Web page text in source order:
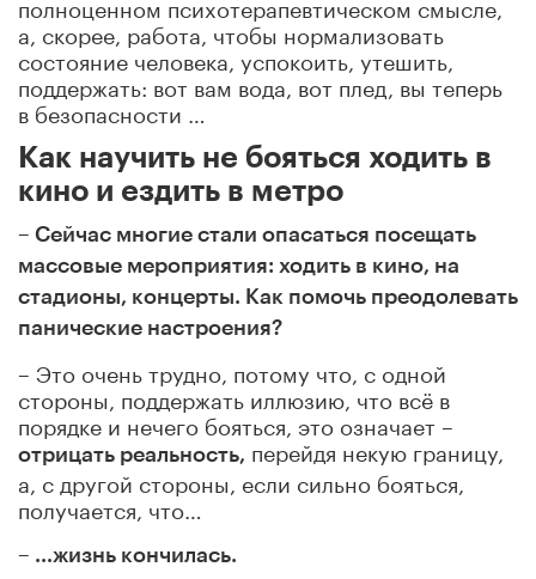
а, скорее, работа, чтобы нормализовать
состояние человека, успокоить, утешить,
поддержать: вот вам вода, вот плед, вы теперь
в безопасности …
Как научить не бояться ходить в
кино и ездить в метро
– Сейчас многие стали опасаться посещать
массовые мероприятия: ходить в кино, на
стадионы, концерты. Как помочь преодолевать
панические настроения?
– Это очень трудно, потому что, с одной
стороны, поддержать иллюзию, что всё в
порядке и нечего бояться, это означает –
отрицать реальность, перейдя некую границу,
а, с другой стороны, если сильно бояться,
получается, что…
– …жизнь кончилась.